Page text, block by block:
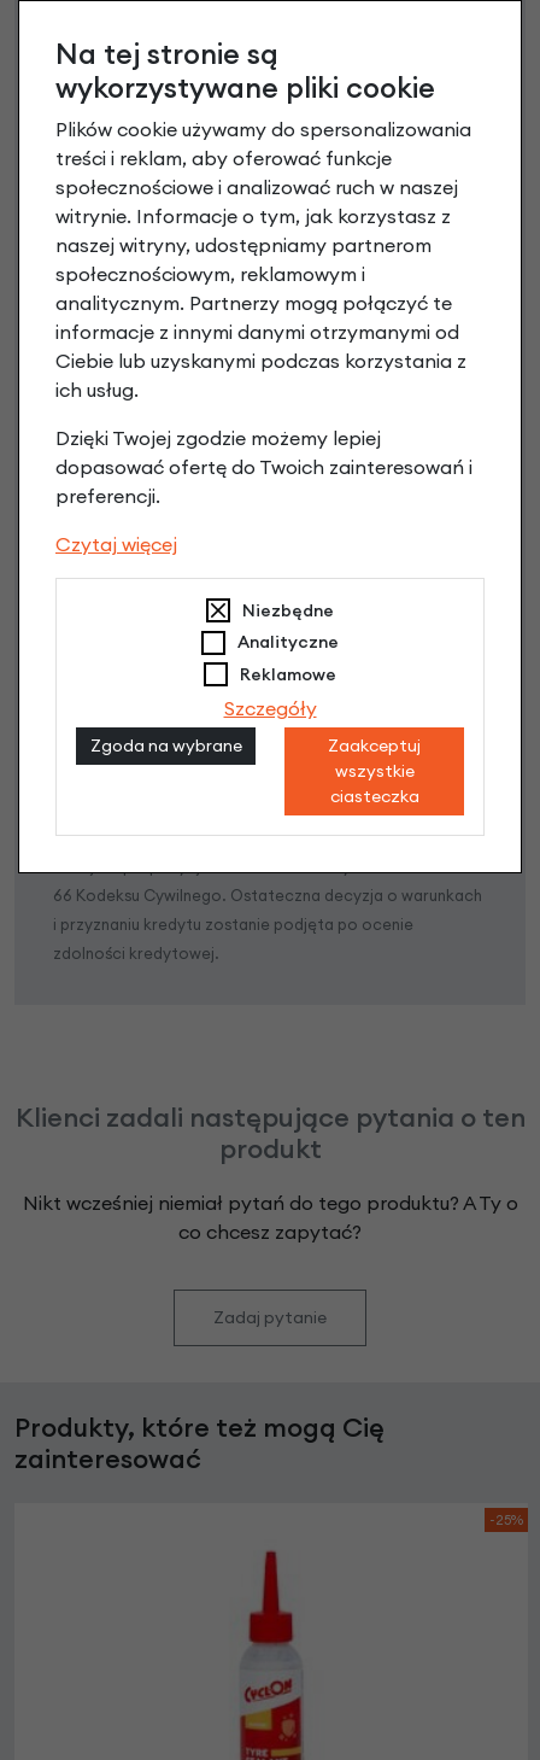
Raty 0%
3 miesiące nie płacisz
Raty do 60 miesięcy
Poznaj szczegóły
3 miesiące nie płacisz
Raty do 60 miesięcy
Poznaj szczegóły
66 Kodeksu Cywilnego. Ostateczna decyzja o warunkach
i przyznaniu kredytu zostanie podjęta po ocenie
zdolności kredytowej.
Klienci zadali następujące pytania o ten
produkt
Nikt wcześniej niemiał pytań do tego produktu? A Ty o
co chcesz zapytać?
Zadaj pytanie
Produkty, które też mogą Cię
zainteresować
-25%
Na tej stronie są
wykorzystywane pliki cookie
Plików cookie używamy do spersonalizowania
treści i reklam, aby oferować funkcje
społecznościowe i analizować ruch w naszej
witrynie. Informacje o tym, jak korzystasz z
naszej witryny, udostępniamy partnerom
społecznościowym, reklamowym i
analitycznym. Partnerzy mogą połączyć te
informacje z innymi danymi otrzymanymi od
Ciebie lub uzyskanymi podczas korzystania z
ich usług.
Dzięki Twojej zgodzie możemy lepiej
dopasować ofertę do Twoich zainteresowań i
preferencji.
Czytaj więcej
Niezbędne
Analityczne
Reklamowe
Szczegóły
Zgoda na wybrane
Zaakceptuj
wszystkie
ciasteczka